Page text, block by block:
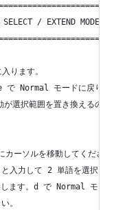
/ EXTEND
ります。
で Normal モードに戻りま
選択範囲を置き換えるので
ーソルを移動してください
入力して 2 単語を選択しま
ます。d で Normal モード
。